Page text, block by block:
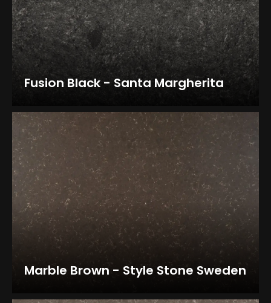
Fusion Black - Santa Margherita
Marble Brown - Style Stone Sweden